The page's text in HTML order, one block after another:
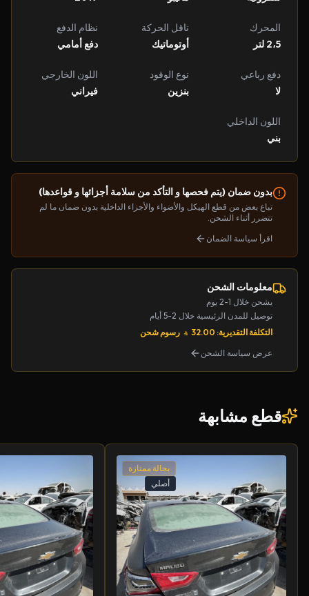
المحرك
2،5 لتر
ناقل الحركة
أوتوماتيك
نظام الدفع
دفع أمامي
دفع رباعي
لا
نوع الوقود
بنزين
اللون الخارجي
فيراني
اللون الداخلي
بني
بدون ضمان (يتم فحصها و التأكد من سلامة أجزائها و قواعدها)
تباع بعض من قطع الهيكل والأضواء والأجزاء الداخلية بدون ضمان ما لم
تتضرر أثناء الشحن.
اقرأ سياسة الضمان
معلومات الشحن
يشحن خلال 1-2 يوم
توصيل للمدن الرئيسية خلال 2-5 أيام
التكلفة التقديرية: 32.00
رسوم شحن
عرض سياسة الشحن
قطع مشابهة
بحالة ممتازة
أصلي